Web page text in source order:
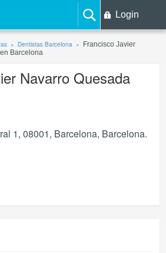
Login
Dentistas Barcelona
Francisco Javier
Barcelona
Navarro Quesada
1, 08001, Barcelona, Barcelona.